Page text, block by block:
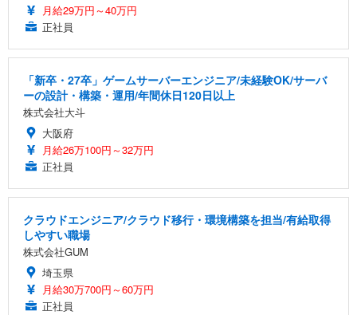
月給29万円～40万円
正社員
「新卒・27卒」ゲームサーバーエンジニア/未経験OK/サーバ
ーの設計・構築・運用/年間休日120日以上
株式会社大斗
大阪府
月給26万100円～32万円
正社員
クラウドエンジニア/クラウド移行・環境構築を担当/有給取得
しやすい職場
株式会社GUM
埼玉県
月給30万700円～60万円
正社員